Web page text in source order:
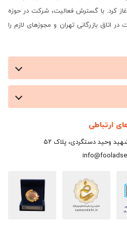
برای هر کیلو، بیش‌از ۲۳ هزار تومان روی بهای
میلیون تومان روی یک
تریلی ۲۴ تنی تأثیر می‌گذارد. بررسی تابلو معاملات 16
فاصله بین ارزان‌ترین و گران‌ترین
تازه‌ترین قیمت میلگرد 18 امروز کارخانه‌ها، تحلیل نمودار
تصویری شفاف از بازار
الخصوص هر شاخه میلگرد
آغاز کرد. با گسترش فعالیت، شرکت در حوزه
اتاق بازرگانی تهران و مجوزهای لازم را
ارتباطی
وحید دستگردی، پلاک ۵۲